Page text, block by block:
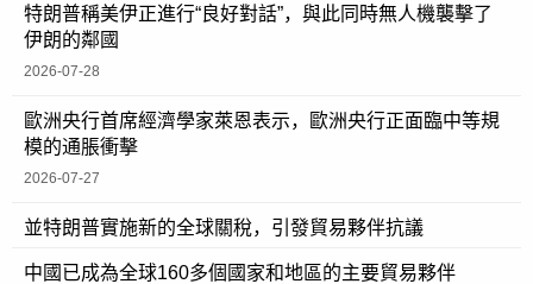
特朗普稱美伊正進行“良好對話”，與此同時無人機襲擊了
伊朗的鄰國
2026-07-28
歐洲央行首席經濟學家萊恩表示，歐洲央行正面臨中等規
模的通脹衝擊
2026-07-27
並特朗普實施新的全球關稅，引發貿易夥伴抗議
中國已成為全球160多個國家和地區的主要貿易夥伴